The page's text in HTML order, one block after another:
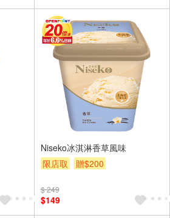
Niseko冰淇淋香草風味
限店取
贈$200
$ 249
$149